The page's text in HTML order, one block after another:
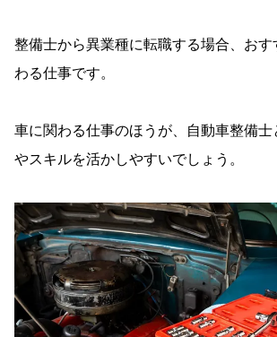
整備士から異業種に転職する場合、お
わる仕事です。
車に関わる仕事のほうが、自動車整備士
やスキルを活かしやすいでしょう。